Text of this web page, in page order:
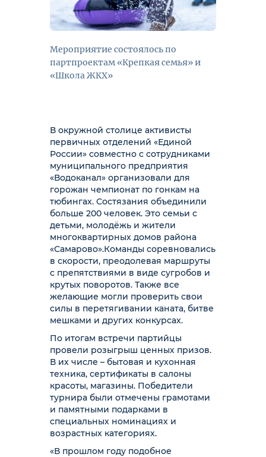
Мероприятие состоялось по
партпроектам «Крепкая семья» и
«Школа ЖКХ»
В окружной столице активисты
первичных отделений «Единой
России» совместно с сотрудниками
муниципального предприятия
«Водоканал» организовали для
горожан чемпионат по гонкам на
тюбингах. Состязания объединили
больше 200 человек. Это семьи с
детьми, молодёжь и жители
многоквартирных домов района
«Самарово».Команды соревновались
в скорости, преодолевая маршруты
с препятствиями в виде сугробов и
крутых поворотов. Также все
желающие могли проверить свои
силы в перетягивании каната, битве
мешками и других конкурсах.
По итогам встречи партийцы
провели розыгрыш ценных призов.
В их числе – бытовая и кухонная
техника, сертификаты в салоны
красоты, магазины. Победители
турнира были отмечены грамотами
и памятными подарками в
специальных номинациях и
возрастных категориях.
«В прошлом году подобное